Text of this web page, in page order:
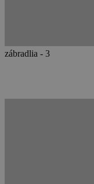
zábradlia - 3